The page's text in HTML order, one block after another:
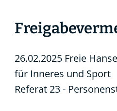
26.02.2025 Freie
für Inneres und Sport
Referat 23 -